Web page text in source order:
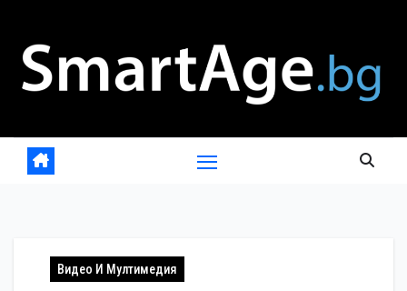
content
Видео И Мултимедия